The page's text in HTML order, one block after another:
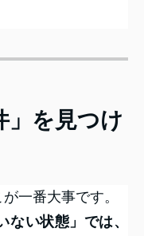
」を見つけ
一番大事です。
ない状態」では、